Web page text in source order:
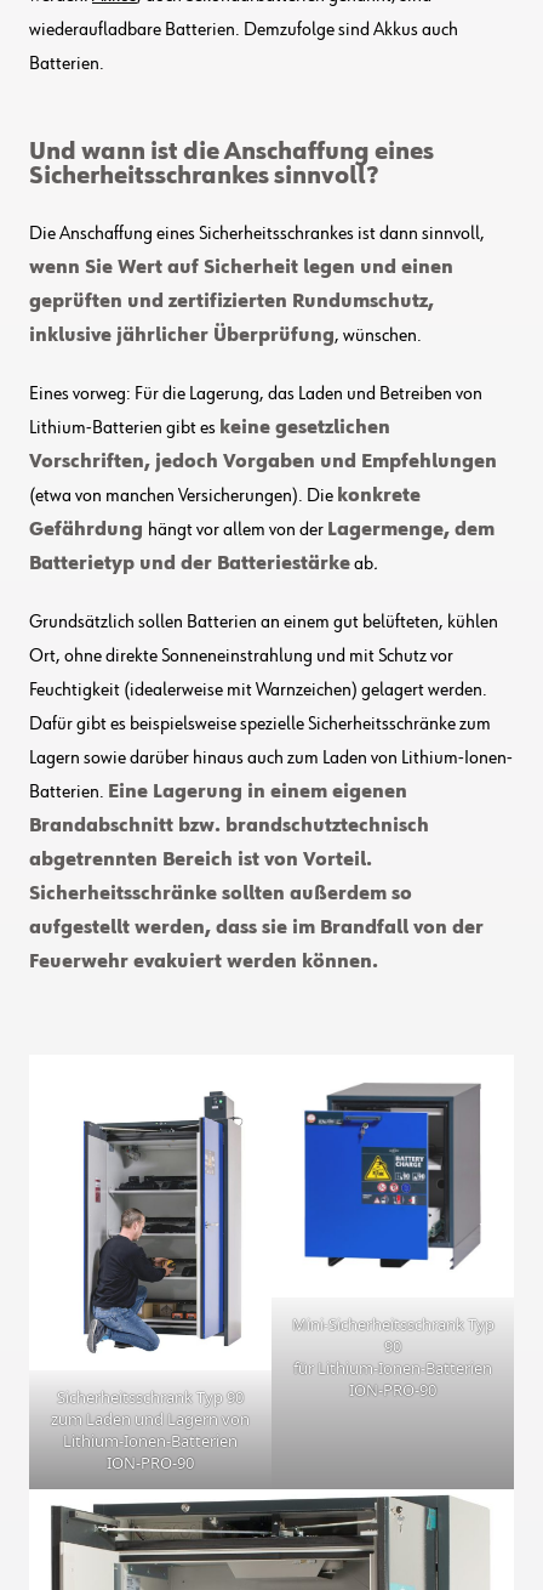
wiederaufladbare Batterien. Demzufolge sind Akkus auch
Batterien.
Und wann ist die Anschaffung eines
Sicherheitsschrankes sinnvoll?
Die Anschaffung eines Sicherheitsschrankes ist dann sinnvoll,
wenn Sie Wert auf Sicherheit legen und einen
geprüften und zertifizierten Rundumschutz,
inklusive jährlicher Überprüfung, wünschen.
Eines vorweg: Für die Lagerung, das Laden und Betreiben von
Lithium-Batterien gibt es keine gesetzlichen
Vorschriften, jedoch Vorgaben und Empfehlungen
(etwa von manchen Versicherungen). Die konkrete
Gefährdung hängt vor allem von der Lagermenge, dem
Batterietyp und der Batteriestärkeab.
Grundsätzlich sollen Batterien an einem gut belüfteten, kühlen
Ort, ohne direkte Sonneneinstrahlung und mit Schutz vor
Feuchtigkeit (idealerweise mit Warnzeichen) gelagert werden.
Dafür gibt es beispielsweise spezielle Sicherheitsschränke zum
Lagern sowie darüber hinaus auch zum Laden von Lithium-Ionen-
Batterien. Eine Lagerung in einem eigenen
Brandabschnitt bzw. brandschutztechnisch
abgetrennten Bereich ist von Vorteil.
Sicherheitsschränke sollten außerdem so
aufgestellt werden, dass sie im Brandfall von der
Feuerwehr evakuiert werden können.
Sicherheitsschrank Typ 90
zum Laden und Lagern von
Lithium-Ionen-Batterien
ION-PRO-90
Mini-Sicherheitsschrank Typ
90
für Lithium-Ionen-Batterien
ION-PRO-90